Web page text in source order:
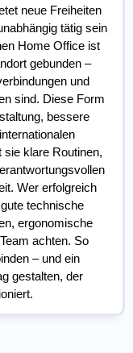
neue Freiheiten
tätig sein
Home Office ist
gebunden –
und
sind. Diese Form
bessere
klare Routinen,
Wer erfolgreich
technische
ergonomische
achten. So
– und ein
gestalten, der